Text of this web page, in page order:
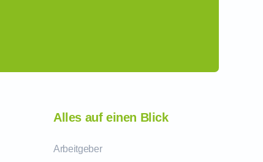
Alles auf einen Blick
Arbeitgeber